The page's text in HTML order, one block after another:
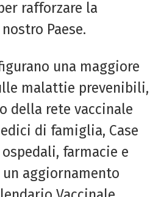
rafforzare la
Paese.
una maggiore
malattie prevenibili,
della rete vaccinale
di famiglia, Case
farmacie e
aggiornamento